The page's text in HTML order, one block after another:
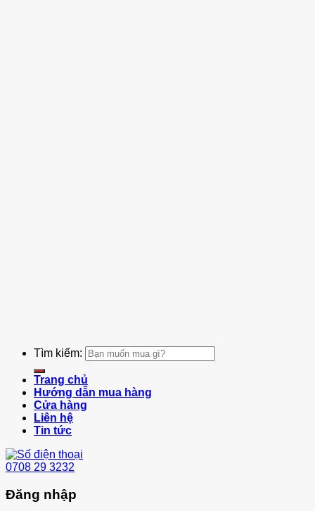
Tìm kiếm:
Trang chủ
Hướng dẫn mua hàng
Cửa hàng
Liên hệ
Tin tức
0708 29 3232
Đăng nhập